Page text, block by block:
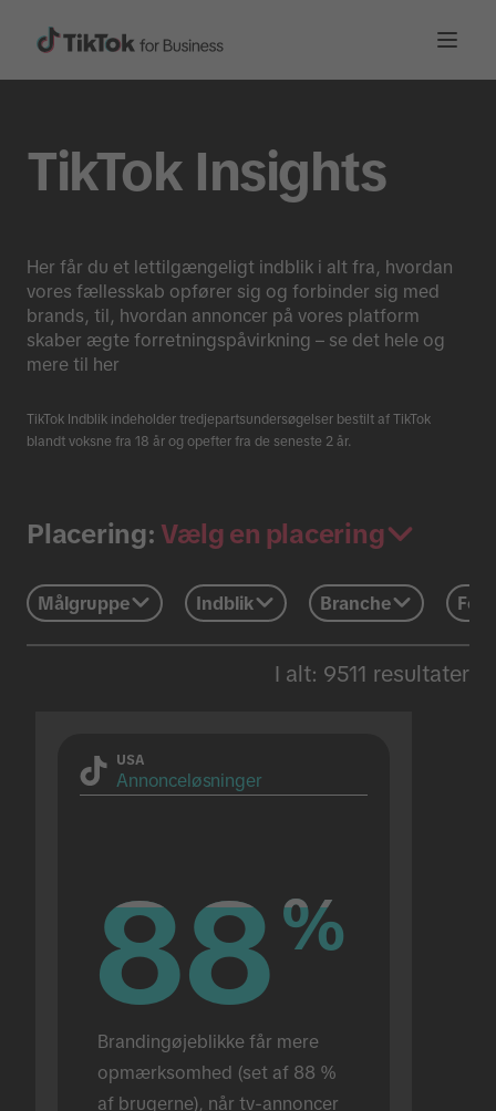
TikTok Insights
Her får du et lettilgængeligt indblik i alt fra, hvordan
vores fællesskab opfører sig og forbinder sig med
brands, til, hvordan annoncer på vores platform
skaber ægte forretningspåvirkning – se det hele og
mere til her
TikTok Indblik indeholder tredjepartsundersøgelser bestilt af TikTok
blandt voksne fra 18 år og opefter fra de seneste 2 år.
Placering: Vælg en placering
Målgruppe Indblik Branche
I alt: 9511 resultater
USA
Annonceløsninger
88%
88%
Brandingøjeblikke får mere
opmærksomhed (set af 88 %
af brugerne), når tv-annoncer